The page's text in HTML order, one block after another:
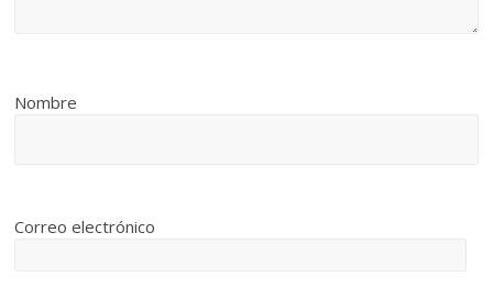
Nombre
Correo electrónico